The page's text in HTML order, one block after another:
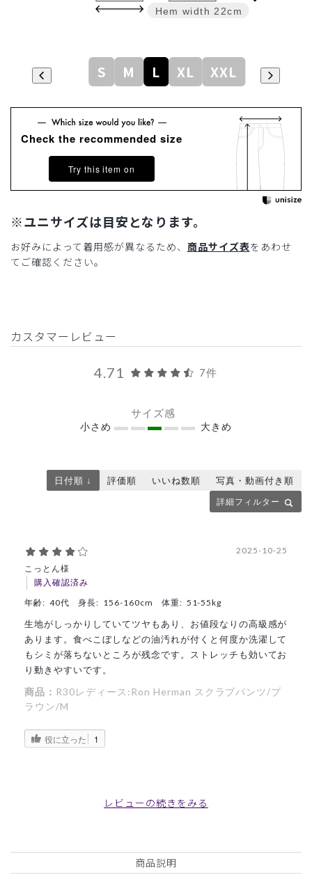
Hem width 22cm
S M L XL XXL
Check the recommended size
Try this item on
※ユニサイズは目安となります。
お好みによって着用感が異なるため、 商品サイズ表をあわせ
てご確認ください。
カスタマーレビュー
4.71 7件
サイズ感
小さめ 大きめ
詳細フィルター
日付順 ↓ 評価順 いいね数順 写真・動画付き順
こっとん様
購入確認済み
2025-10-25
年齢: 40代 身長: 156-160cm 体重: 51-55kg
生地がしっかりしていてツヤもあり、お値段なりの高級感が
あります。食べこぼしなどの油汚れが付くと何度か洗濯して
もシミが落ちないところが残念です。ストレッチも効いてお
り動きやすいです。
商品： R30レディース:Ron Herman スクラブパンツ/ブ
ラウン/M
役に立った 1
年齢:40代 身長:161-165cm 体重:56-60kg
レビューの続きをみる
商品説明